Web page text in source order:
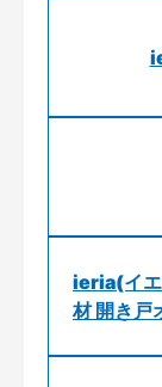
ieria(イエ
材 開き戸